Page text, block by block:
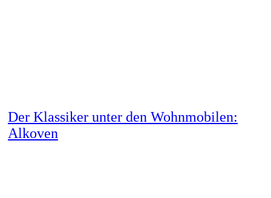
Der Klassiker unter den Wohnmobilen:
Alkoven